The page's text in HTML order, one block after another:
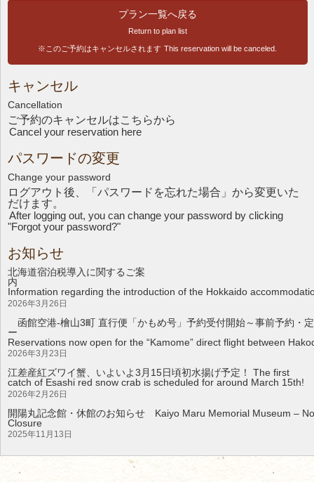
プラン一覧へ戻る
Return to plan list
※このご予約はキャンセルされます This reservation will be canceled.
キャンセル
Cancellation
ご予約のキャンセルはこちらから
Cancel your reservation here
パスワードの変更
Change your password
ログアウト後、「パスワードを忘れた場合」から変更いた
だけます。
After logging out, you can change your password by clicking
"Forgot your password?"
お知らせ
北海道宿泊税導入に関するご案
Information regarding the introduction of the Hokkaido
2026年3月26日
函館空港-檜山3町 直行便「かもめ号」予約受付開始～事前予約・
Reservations now open for the “Kamome” direct flight between
2026年3月23日
江差産紅ズワイ蟹、いよいよ3月15日頃初水揚げ予定！ The first
catch of Esashi red snow crab is scheduled for around March 15th!
2026年2月26日
開陽丸記念館・休館のお知らせ Kaiyo Maru Memorial Museum –
2025年11月13日